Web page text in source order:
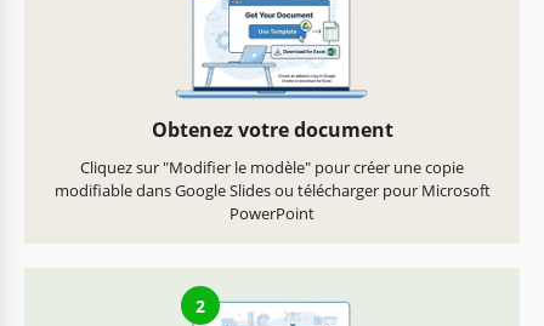
Obtenez votre document
Cliquez sur "Modifier le modèle" pour créer une copie
modifiable dans Google Slides ou télécharger pour Microsoft
PowerPoint
2